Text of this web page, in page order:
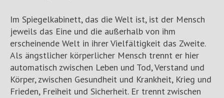
Im Spiegelkabinett, das die Welt ist, ist der Mensch
jeweils das Eine und die außerhalb von ihm
erscheinende Welt in ihrer Vielfältigkeit das Zweite.
Als ängstlicher körperlicher Mensch trennt er hier
automatisch zwischen Leben und Tod, Verstand und
Körper, zwischen Gesundheit und Krankheit, Krieg und
Frieden, Freiheit und Sicherheit. Er trennt zwischen